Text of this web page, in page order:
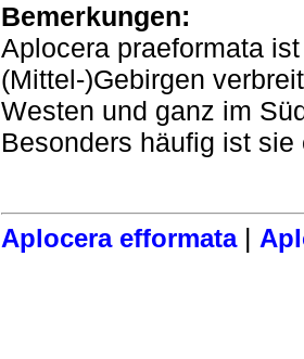
Bemerkungen:
Aplocera praeformata
(Mittel-)Gebirgen
Westen und ganz im
Besonders häufig ist
Aplocera efformata|